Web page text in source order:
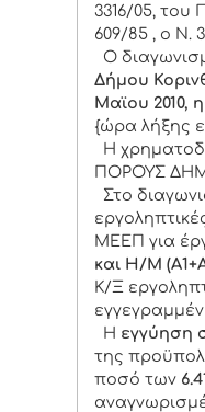
3316/05, του
609/85 , ο Ν.
Ο
Δήμου
Μαϊου 2010,
{ώρα λήξης
Η
ΠΟΡΟΥΣ
Στο
ΜΕΕΠ για
και Η/Μ
Κ/Ξ
Η εγγύηση
της
ποσό των